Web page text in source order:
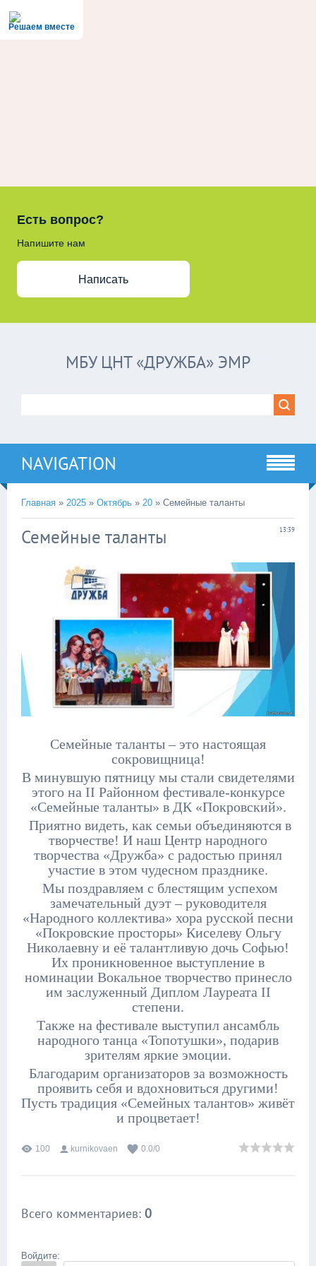
Решаем вместе
Есть вопрос?
Напишите нам
Написать
МБУ ЦНТ «ДРУЖБА» ЭМР
NAVIGATION
Главная » 2025 » Октябрь » 20 » Семейные таланты
13:39
Семейные таланты
Семейные таланты – это настоящая
сокровищница!
В минувшую пятницу мы стали свидетелями
этого на II Районном фестивале-конкурсе
«Семейные таланты» в ДК «Покровский».
Приятно видеть, как семьи объединяются в
творчестве! И наш Центр народного
творчества «Дружба» с радостью принял
участие в этом чудесном празднике.
Мы поздравляем с блестящим успехом
замечательный дуэт – руководителя
«Народного коллектива» хора русской песни
«Покровские просторы» Киселеву Ольгу
Николаевну и её талантливую дочь Софью!
Их проникновенное выступление в
номинации Вокальное творчество принесло
им заслуженный Диплом Лауреата II
степени.
Также на фестивале выступил ансамбль
народного танца «Топотушки», подарив
зрителям яркие эмоции.
Благодарим организаторов за возможность
проявить себя и вдохновиться другими!
Пусть традиция «Семейных талантов» живёт
и процветает!
100 kurnikovaen 0.0/0
Всего комментариев: 0
Войдите: